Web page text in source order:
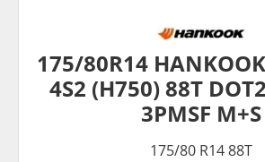
175/80R14
4S2 (H750) 88T
3PMSF M+S
175/80 R14 88T